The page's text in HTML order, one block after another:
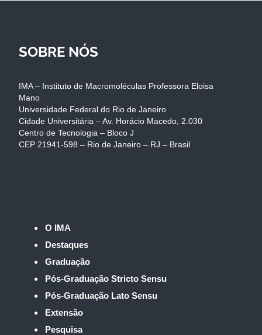
SOBRE NÓS
IMA – Instituto de Macromoléculas Professora Eloisa
Mano
Universidade Federal do Rio de Janeiro
Cidade Universitária – Av. Horácio Macedo, 2.030
Centro de Tecnologia – Bloco J
CEP 21941-598 – Rio de Janeiro – RJ – Brasil
O IMA
Destaques
Graduação
Pós-Graduação Stricto Sensu
Pós-Graduação Lato Sensu
Extensão
Pesquisa